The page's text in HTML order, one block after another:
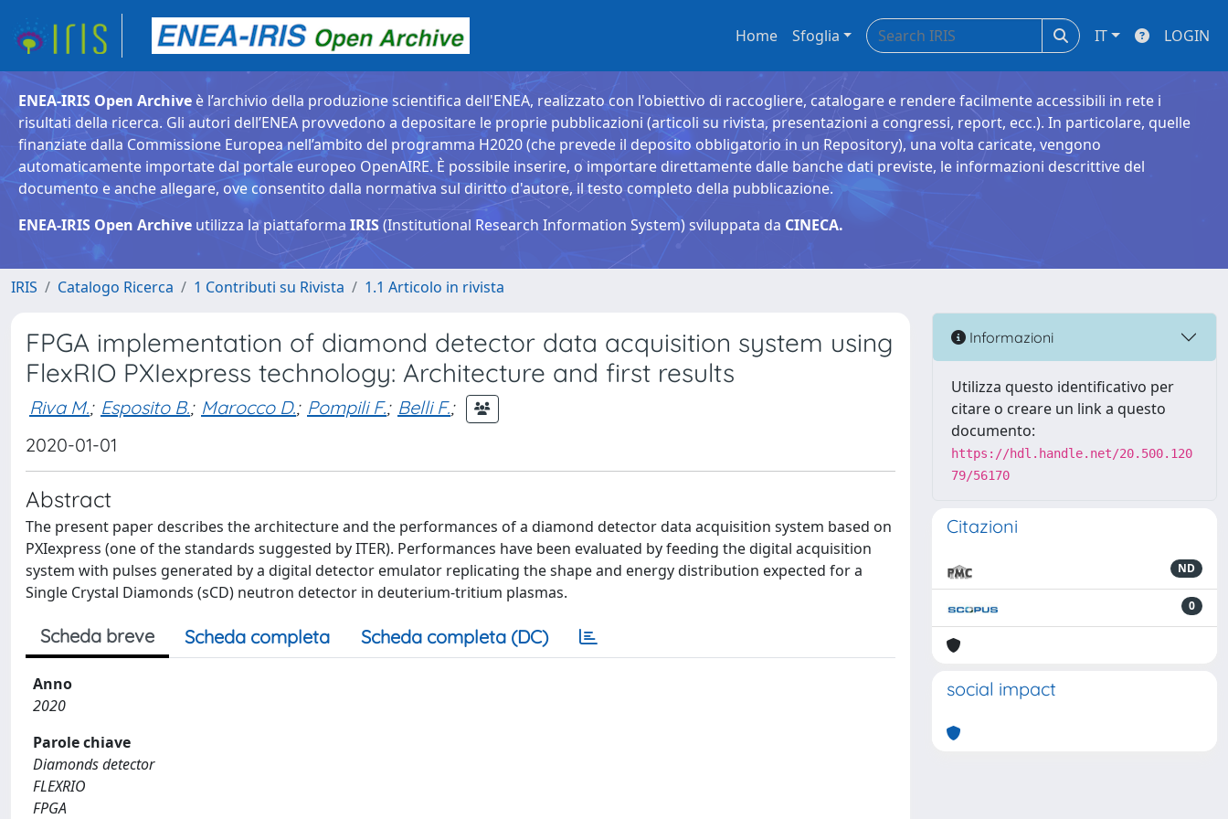
Home Sfoglia IT LOGIN
ENEA-IRIS Open Archive è l’archivio della produzione scientifica dell'ENEA, realizzato con l'obiettivo di raccogliere, catalogare e rendere facilmente accessibili in rete i
risultati della ricerca. Gli autori dell’ENEA provvedono a depositare le proprie pubblicazioni (articoli su rivista, presentazioni a congressi, report, ecc.). In particolare, quelle
finanziate dalla Commissione Europea nell’ambito del programma H2020 (che prevede il deposito obbligatorio in un Repository), una volta caricate, vengono
automaticamente importate dal portale europeo OpenAIRE. È possibile inserire, o importare direttamente dalle banche dati previste, le informazioni descrittive del
documento e anche allegare, ove consentito dalla normativa sul diritto d'autore, il testo completo della pubblicazione.
ENEA-IRIS Open Archive utilizza la piattaforma IRIS(Institutional Research Information System) sviluppata da CINECA.
IRIS Catalogo Ricerca 1 Contributi su Rivista 1.1 Articolo in rivista
FPGA implementation of diamond detector data acquisition system using
FlexRIO PXIexpress technology: Architecture and first results
Riva M.; Esposito B.; Marocco D.; Pompili F.; Belli F.;
2020-01-01
Abstract
The present paper describes the architecture and the performances of a diamond detector data acquisition system based on
PXIexpress (one of the standards suggested by ITER). Performances have been evaluated by feeding the digital acquisition
system with pulses generated by a digital detector emulator replicating the shape and energy distribution expected for a
Single Crystal Diamonds (sCD) neutron detector in deuterium-tritium plasmas.
Scheda breve Scheda completa Scheda completa (DC)
Anno
2020
Parole chiave
Diamonds detector
FLEXRIO
FPGA
Informazioni
Utilizza questo identificativo per
citare o creare un link a questo
documento:
https://hdl.handle.net/20.500.120
79/56170
Citazioni
ND
0
social impact